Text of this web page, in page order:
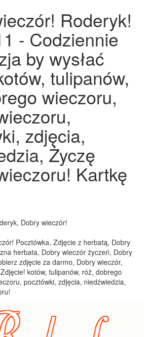
Roderyk!
- Codziennie
by wysłać
tulipanów,
wieczoru,
zdjęcia,
Życzę
Kartkę
Dobry wieczór!
Pocztówka, Zdjęcie z herbatą, Dobry
herbata, Dobry wieczór życzeń, Dobry
zdjęcie za darmo, Dobry wieczór,
kotów, tulipanów, róż, dobrego
pocztówki, zdjęcia, niedźwiedzia,